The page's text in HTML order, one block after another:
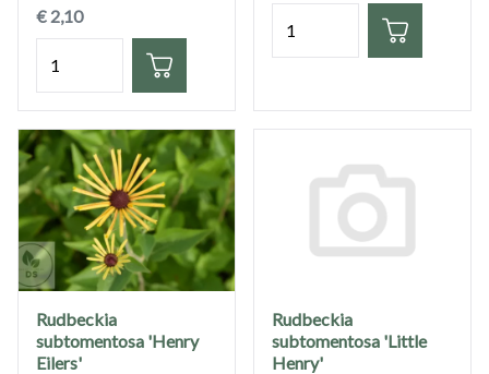
€ 2,10
Rudbeckia
subtomentosa 'Henry
Eilers'
Rudbeckia
subtomentosa 'Little
Henry'